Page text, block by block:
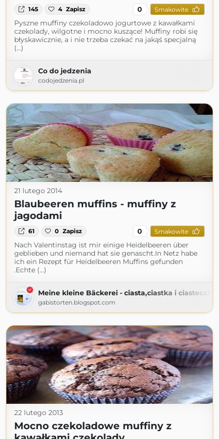
145 4 Zapisz 0 Smakowite
Pyszne muffiny czekoladowo jogurtowe z kawałkami
czekolady, wilgotne i mocno kuszące! Muffiny robi się
błyskawicznie, a i nie trzeba czekać na jakąś specjalną
(...)
Co do jedzenia
codojedzenia.pl
21 lutego 2014
Blaubeeren muffins - muffiny z
jagodami
61 0 Zapisz 0 Smakowite
Nach Valentinstag ist mir einige Heidelbeeren über
geblieben und niemand hat sie genascht.In Netz habe
ich ein Rezept für Heidelbeeren Muffins gefunden
.Echte (...)
Meine kleine Bäckerei - ciasta,ciastka i ciasteczka
gabistorten.blogspot.com
22 lutego 2013
Mocno czekoladowe muffiny z